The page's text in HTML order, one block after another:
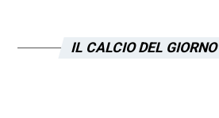
IL CALCIO DEL GIORNO